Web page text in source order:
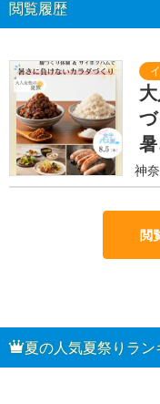
閲覧履歴
神
閲
夏の人気夏祭りラン